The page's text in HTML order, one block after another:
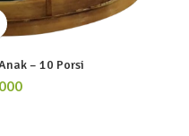
– 10 Porsi